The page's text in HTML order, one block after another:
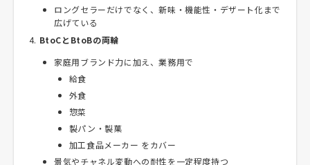
ロングセラーだけでなく、新味・機能性・デザート化まで
広げている
BtoCとBtoBの両輪
家庭用ブランド力に加え、業務用で
給食
外食
惣菜
製パン・製菓
加工食品メーカー をカバー
景気やチャネル変動への耐性を一定程度持つ